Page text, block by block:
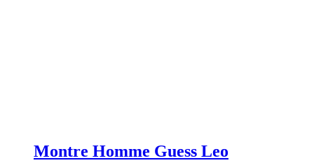
Montre Homme Guess Leo